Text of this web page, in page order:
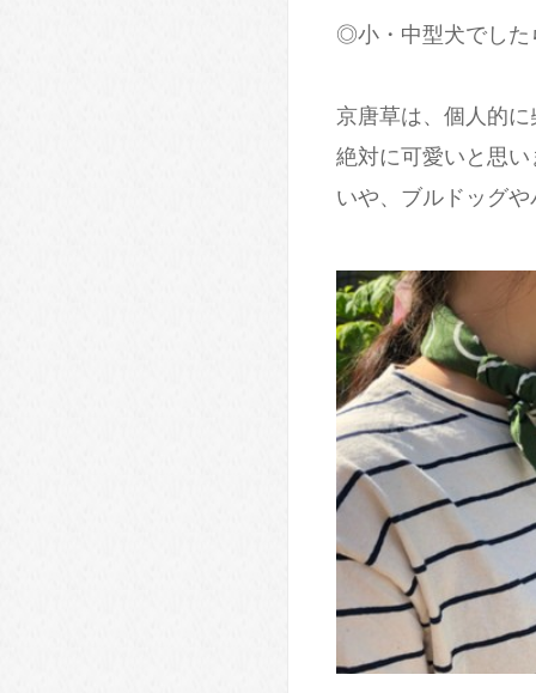
◎小・中型犬でした
京唐草は、個人的
絶対に可愛いと思
いや、ブルドッグ